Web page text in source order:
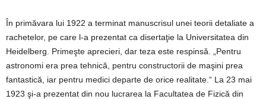
În primăvara lui 1922 a terminat manuscrisul unei teorii detaliate a
rachetelor, pe care l-a prezentat ca disertaţie la Universitatea din
Heidelberg. Primeşte aprecieri, dar teza este respinsă. „Pentru
astronomi era prea tehnică, pentru constructorii de maşini prea
fantastică, iar pentru medici departe de orice realitate.“ La 23 mai
1923 şi-a prezentat din nou lucrarea la Facultatea de Fizică din